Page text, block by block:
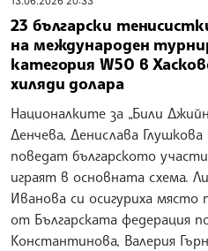
23 български
на международен
категория W50 в
хиляди долара
Националките за „Били
Денчева, Денислава
поведат българското
играят в основната схема.
Иванова си осигуриха място
от Българската федерация
Константинова, Валерия